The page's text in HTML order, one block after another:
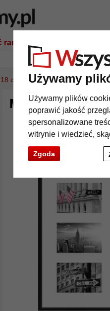
Używamy
Używamy plików
poprawić jakość
spersonalizowane
witrynie i wiedzieć,
Zgoda
cm Multiramka na 4 zdjęcia
Multiramka na 4